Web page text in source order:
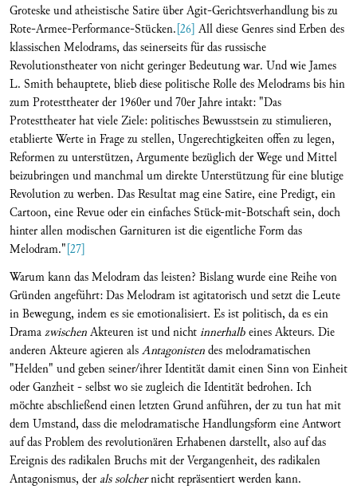
Groteske und atheistische Satire über Agit-Gerichtsverhandlung bis zu
Rote-Armee-Performance-Stücken.[26] All diese Genres sind Erben des
klassischen Melodrams, das seinerseits für das russische
Revolutionstheater von nicht geringer Bedeutung war. Und wie James
L. Smith behauptete, blieb diese politische Rolle des Melodrams bis hin
zum Protesttheater der 1960er und 70er Jahre intakt: "Das
Protesttheater hat viele Ziele: politisches Bewusstsein zu stimulieren,
etablierte Werte in Frage zu stellen, Ungerechtigkeiten offen zu legen,
Reformen zu unterstützen, Argumente bezüglich der Wege und Mittel
beizubringen und manchmal um direkte Unterstützung für eine blutige
Revolution zu werben. Das Resultat mag eine Satire, eine Predigt, ein
Cartoon, eine Revue oder ein einfaches Stück-mit-Botschaft sein, doch
hinter allen modischen Garnituren ist die eigentliche Form das
Melodram."[27]
Warum kann das Melodram das leisten? Bislang wurde eine Reihe von
Gründen angeführt: Das Melodram ist agitatorisch und setzt die Leute
in Bewegung, indem es sie emotionalisiert. Es ist politisch, da es ein
DramazwischenAkteuren ist und nichtinnerhalbeines Akteurs. Die
anderen Akteure agieren alsAntagonistendes melodramatischen
"Helden" und geben seiner/ihrer Identität damit einen Sinn von Einheit
oder Ganzheit - selbst wo sie zugleich die Identität bedrohen. Ich
möchte abschließend einen letzten Grund anführen, der zu tun hat mit
dem Umstand, dass die melodramatische Handlungsform eine Antwort
auf das Problem des revolutionären Erhabenen darstellt, also auf das
Ereignis des radikalen Bruchs mit der Vergangenheit, des radikalen
Antagonismus, der als solchernicht repräsentiert werden kann.